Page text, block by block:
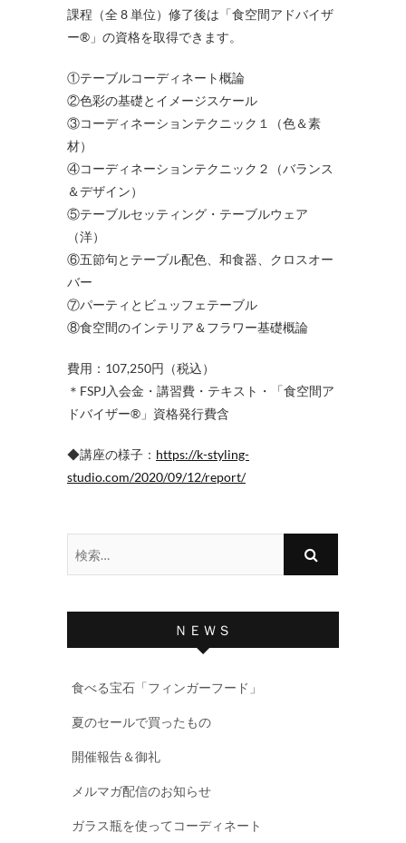
課程（全 8 単位）修了後は「食空間アドバイザ
ー®」の資格を取得できます。
①テーブルコーディネート概論
②色彩の基礎とイメージスケール
③コーディネーションテクニック１（色＆素
材）
④コーディネーションテクニック２（バランス
＆デザイン）
⑤テーブルセッティング・テーブルウェア
（洋）
⑥五節句とテーブル配色、和食器、クロスオー
バー
⑦パーティとビュッフェテーブル
⑧食空間のインテリア＆フラワー基礎概論
費用：107,250円（税込）
＊FSPJ入会金・講習費・テキスト・「食空間ア
ドバイザー®」資格発行費含
◆講座の様子： https://k-styling-
studio.com/2020/09/12/report/
ＮＥＷＳ
食べる宝石「フィンガーフード」
夏のセールで買ったもの
開催報告＆御礼
メルマガ配信のお知らせ
ガラス瓶を使ってコーディネート